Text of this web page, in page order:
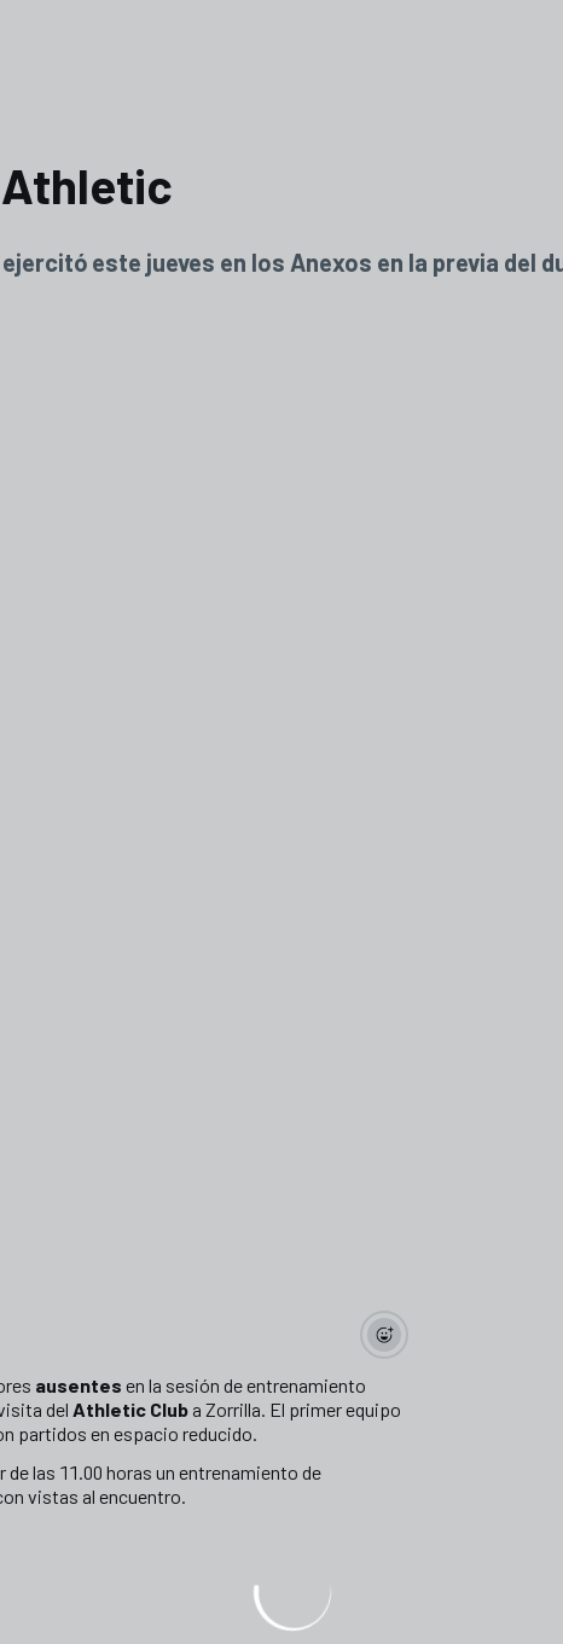
Athletic
este jueves en los Anexos en la previa del
ausentes en la sesión de entrenamiento
del Athletic Club a Zorrilla. El primer equipo
partidos en espacio reducido.
las 11.00 horas un entrenamiento de
vistas al encuentro.